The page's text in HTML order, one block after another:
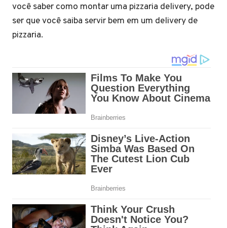
você saber como montar uma pizzaria delivery, pode
ser que você saiba servir bem em um delivery de
pizzaria.